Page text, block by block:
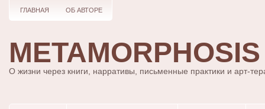
ГЛАВНАЯ ОБ АВТОРЕ
METAMORPHOSIS
О жизни через книги, нарративы, письменные практики и арт-